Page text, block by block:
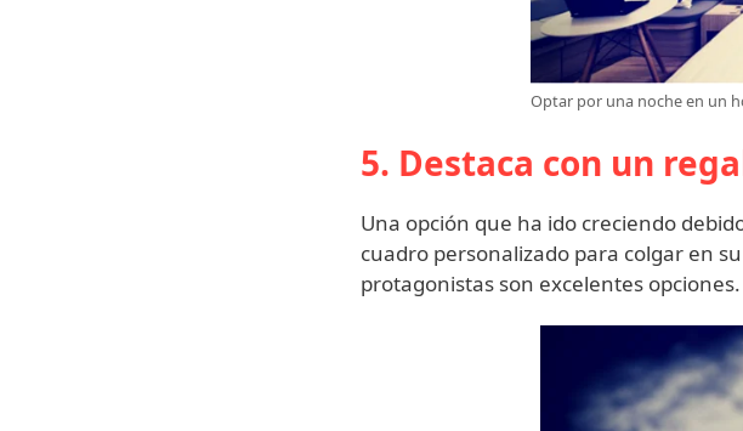
Optar por una noche en un
5. Destaca con un
Una opción que ha ido creciendo
cuadro personalizado para colgar en
protagonistas son excelentes opciones.